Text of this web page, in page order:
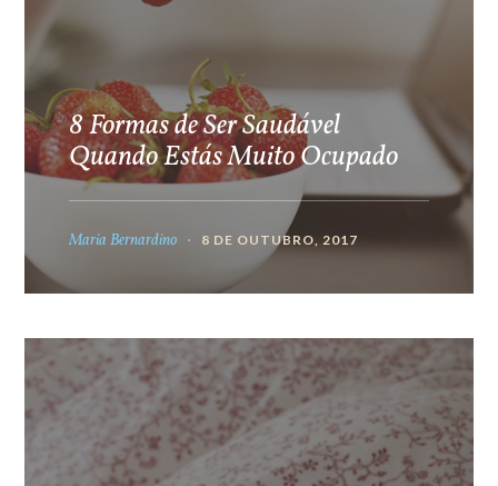
8 Formas de Ser Saudável
Quando Estás Muito Ocupado
Maria Bernardino 8 DE OUTUBRO, 2017